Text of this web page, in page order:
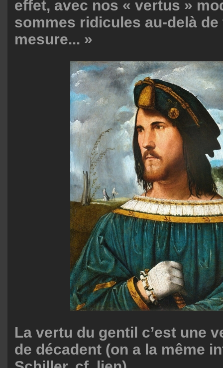
effet, avec nos « vertus »
sommes ridicules au-delà de
mesure... »
La vertu du gentil c’est une
de décadent (on a la même